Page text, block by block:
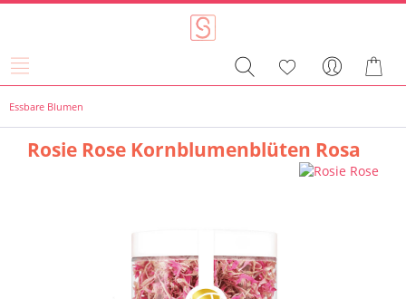
Essbare Blumen
Rosie Rose Kornblumenblüten Rosa